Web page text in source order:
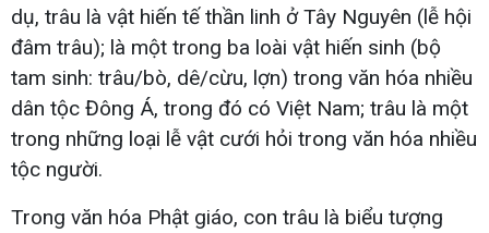
dụ, trâu là vật hiến tế thần linh ở Tây Nguyên (lễ hội
đâm trâu); là một trong ba loài vật hiến sinh (bộ
tam sinh: trâu/bò, dê/cừu, lợn) trong văn hóa nhiều
dân tộc Đông Á, trong đó có Việt Nam; trâu là một
trong những loại lễ vật cưới hỏi trong văn hóa nhiều
tộc người.
Trong văn hóa Phật giáo, con trâu là biểu tượng